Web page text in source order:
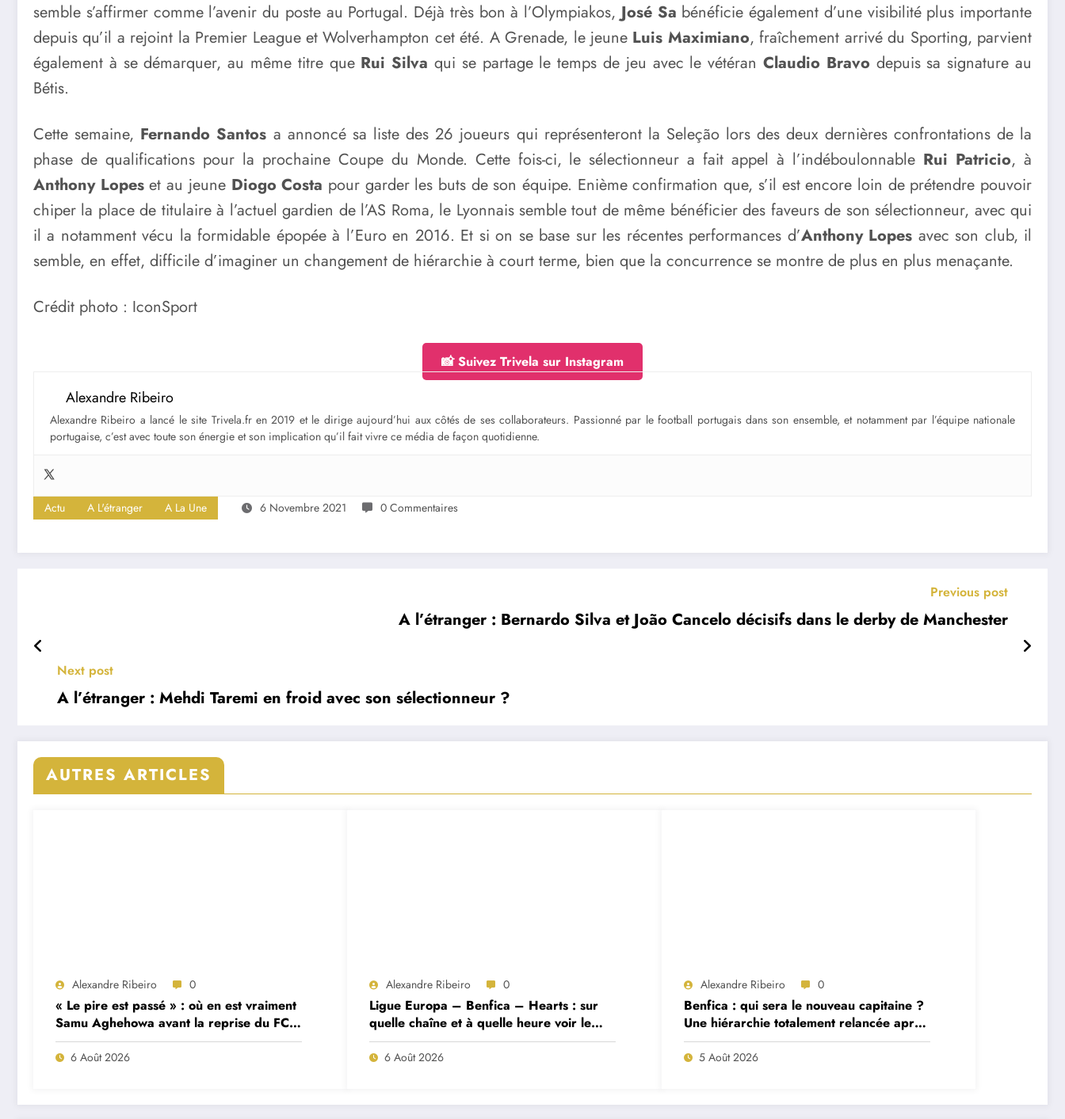
semble s’affirmer comme l’avenir du poste au Portugal. Déjà très bon à l’Olympiakos,José Sa bénéficie également d’une visibilité plus importante
depuis qu’il a rejoint la Premier League et Wolverhampton cet été. A Grenade, le jeune Luis Maximiano, fraîchement arrivé du Sporting, parvient
également à se démarquer, au même titre que Rui Silva qui se partage le temps de jeu avec le vétéranClaudio Bravo depuis sa signature au
Bétis.
Cette semaine, Fernando Santos a annoncé sa liste des 26 joueurs qui représenteront la Seleção lors des deux dernières confrontations de la
phase de qualifications pour la prochaine Coupe du Monde. Cette fois-ci, le sélectionneur a fait appel à l’indéboulonnable Rui Patricio, à
Anthony Lopeset au jeune Diogo Costa pour garder les buts de son équipe. Enième confirmation que, s’il est encore loin de prétendre pouvoir
chiper la place de titulaire à l’actuel gardien de l’AS Roma, le Lyonnais semble tout de même bénéficier des faveurs de son sélectionneur, avec qui
il a notamment vécu la formidable épopée à l’Euro en 2016. Et si on se base sur les récentes performances d’Anthony Lopes avec son club, il
semble, en effet, difficile d’imaginer un changement de hiérarchie à court terme, bien que la concurrence se montre de plus en plus menaçante.
Crédit photo : IconSport
📸 Suivez Trivela sur Instagram
Alexandre Ribeiro
Alexandre Ribeiro a lancé le site Trivela.fr en 2019 et le dirige aujourd’hui aux côtés de ses collaborateurs. Passionné par le football portugais dans son ensemble, et notamment par l’équipe nationale
portugaise, c’est avec toute son énergie et son implication qu’il fait vivre ce média de façon quotidienne.
Actu A L'étranger A La Une 6 Novembre 2021 0 Commentaires
Previous post
A l’étranger : Bernardo Silva et João Cancelo décisifs dans le derby de Manchester
Next post
A l’étranger : Mehdi Taremi en froid avec son sélectionneur ?
AUTRES ARTICLES
Alexandre Ribeiro 0
« Le pire est passé » : où en est vraiment
Samu Aghehowa avant la reprise du FC
Porto ?
6 Août 2026
Alexandre Ribeiro 0
Ligue Europa – Benfica – Hearts : sur
quelle chaîne et à quelle heure voir le
match ?
6 Août 2026
Alexandre Ribeiro 0
Benfica : qui sera le nouveau capitaine ?
Une hiérarchie totalement relancée après
deux départs majeurs
5 Août 2026